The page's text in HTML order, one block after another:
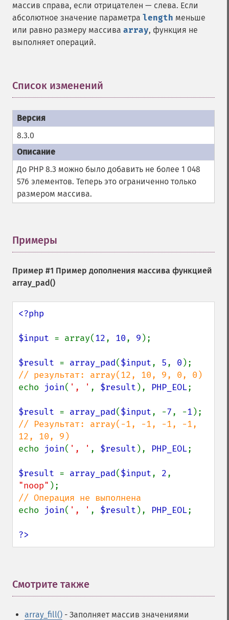
массив справа, если отрицателен — слева. Если
абсолютное значение параметра length меньше
или равно размеру массива array, функция не
выполняет операций.
Список изменений
8.3.0
До PHP 8.3 можно было добавить не более 1 048
576 элементов. Теперь это ограниченно только
размером массива.
Примеры
Пример #1 Пример дополнения массива функцией
array_pad()
<?php
$input = array(12, 10, 9 );
$result = array_pad($input, 5, 0
echo join( ', ' , $result ), PHP_EOL;
$result = array_pad($input, -7, -1
// Результат: array(-1, -1, -1, -1,
echo join( ', ' , $result ), PHP_EOL;
$result = array_pad($input, 2
"noop"
echo join( ', ' , $result ), PHP_EOL;
?>
Смотрите также
array_fill() - Заполняет массив значениями